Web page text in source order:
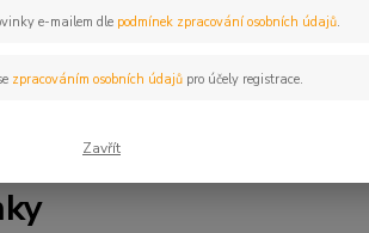
specializovaný prodejce detektorů
vědět. Najdete zde tipy a rady pro
3D terčích a závodech. Ať už jste
e-mailem dle podmínek zpracování osobních údajů.
zpracováním osobních údajůpro účely registrace.
Zavřít